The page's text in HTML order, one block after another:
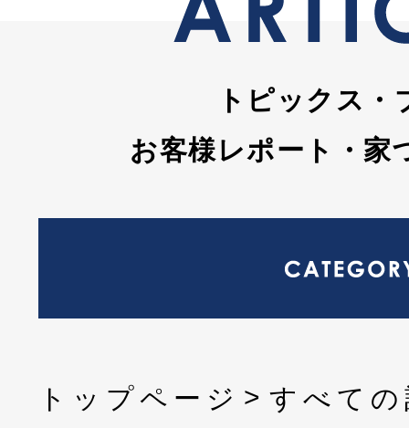
トピックス・
お客様レポート・家
トップページ すべて